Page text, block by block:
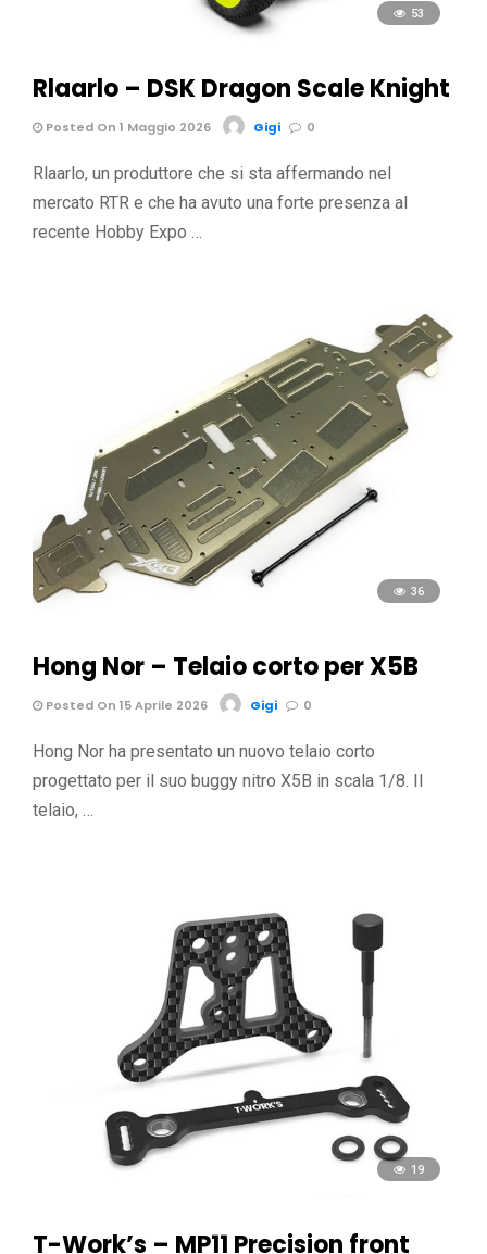
53
Rlaarlo – DSK Dragon Scale Knight
Posted On 1 Maggio 2026 Gigi 0
Rlaarlo, un produttore che si sta affermando nel
mercato RTR e che ha avuto una forte presenza al
recente Hobby Expo …
36
Hong Nor – Telaio corto per X5B
Posted On 15 Aprile 2026 Gigi 0
Hong Nor ha presentato un nuovo telaio corto
progettato per il suo buggy nitro X5B in scala 1/8. Il
telaio, …
19
T-Work’s – MP11 Precision front